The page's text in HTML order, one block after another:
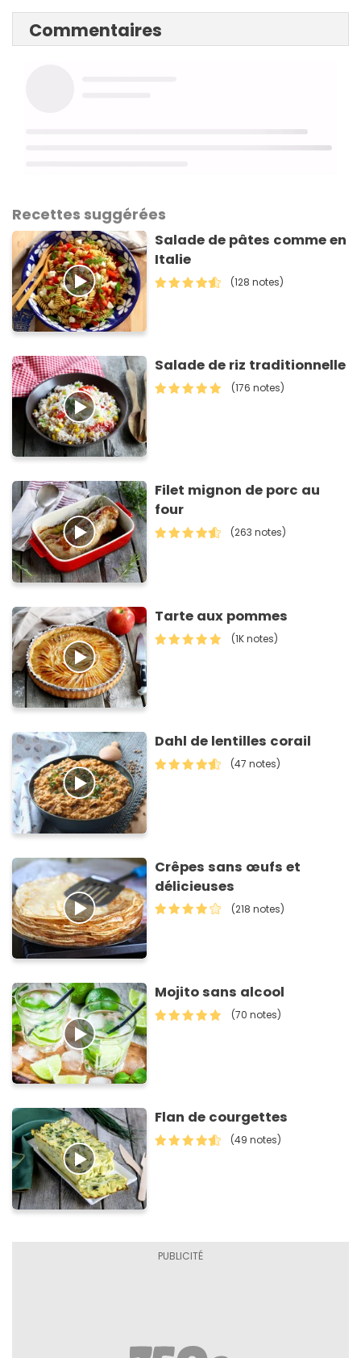
Commentaires
Recettes suggérées
Salade de pâtes comme en
Italie
(128 notes)
Salade de riz traditionnelle
(176 notes)
Filet mignon de porc au
four
(263 notes)
Tarte aux pommes
(1K notes)
Dahl de lentilles corail
(47 notes)
Crêpes sans œufs et
délicieuses
(218 notes)
Mojito sans alcool
(70 notes)
Flan de courgettes
(49 notes)